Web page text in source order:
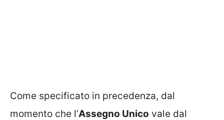
Come specificato in precedenza, dal
momento che l’Assegno Unico vale dal